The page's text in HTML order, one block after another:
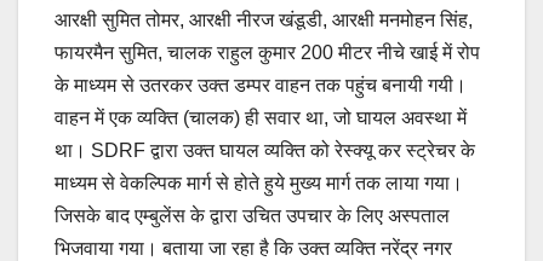
आरक्षी सुमित तोमर, आरक्षी नीरज खंडूडी, आरक्षी मनमोहन सिंह,
फायरमैन सुमित, चालक राहुल कुमार 200 मीटर नीचे खाई में रोप
के माध्यम से उतरकर उक्त डम्पर वाहन तक पहुंच बनायी गयी।
वाहन में एक व्यक्ति (चालक) ही सवार था, जो घायल अवस्था में
था। SDRF द्वारा उक्त घायल व्यक्ति को रेस्क्यू कर स्ट्रेचर के
माध्यम से वेकल्पिक मार्ग से होते हुये मुख्य मार्ग तक लाया गया।
जिसके बाद एम्बुलेंस के द्वारा उचित उपचार के लिए अस्पताल
भिजवाया गया। बताया जा रहा है कि उक्त व्यक्ति नरेंद्र नगर